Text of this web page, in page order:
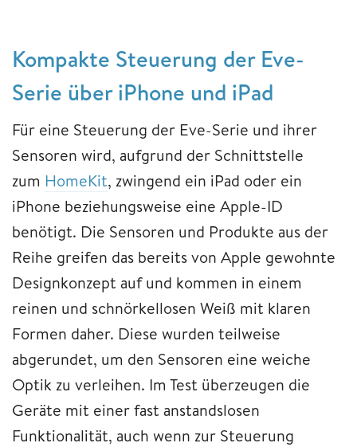
Kompakte Steuerung der Eve-
Serie über iPhone und iPad
Für eine Steuerung der Eve-Serie und ihrer
Sensoren wird, aufgrund der Schnittstelle
zum HomeKit, zwingend ein iPad oder ein
iPhone beziehungsweise eine Apple-ID
benötigt. Die Sensoren und Produkte aus der
Reihe greifen das bereits von Apple gewohnte
Designkonzept auf und kommen in einem
reinen und schnörkellosen Weiß mit klaren
Formen daher. Diese wurden teilweise
abgerundet, um den Sensoren eine weiche
Optik zu verleihen. Im Test überzeugen die
Geräte mit einer fast anstandslosen
Funktionalität, auch wenn zur Steuerung